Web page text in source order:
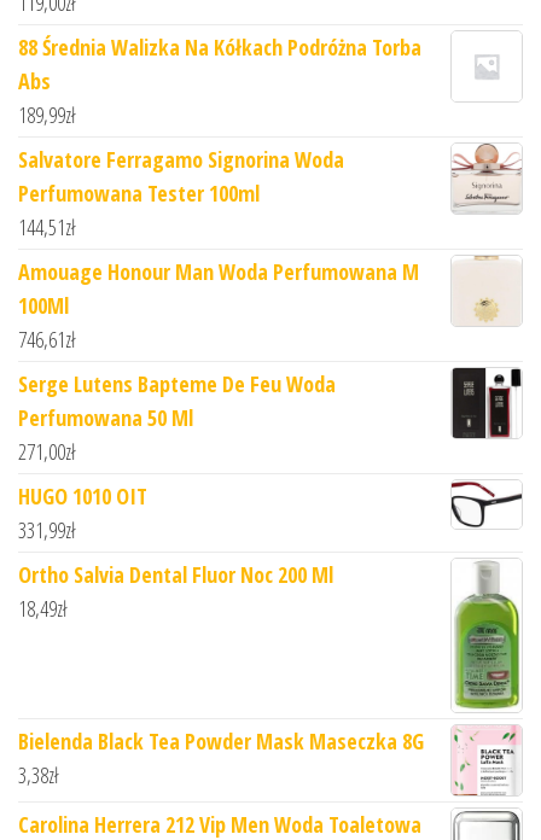
88 Średnia Walizka Na Kółkach Podróżna Torba
Abs
189,99zł
Salvatore Ferragamo Signorina Woda
Perfumowana Tester 100ml
144,51zł
Amouage Honour Man Woda Perfumowana M
100Ml
746,61zł
Serge Lutens Bapteme De Feu Woda
Perfumowana 50 Ml
271,00zł
HUGO 1010 OIT
331,99zł
Ortho Salvia Dental Fluor Noc 200 Ml
18,49zł
Bielenda Black Tea Powder Mask Maseczka 8G
3,38zł
Carolina Herrera 212 Vip Men Woda Toaletowa